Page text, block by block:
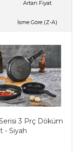
Artan Fiyat
İsme Göre (Z-A)
3 Prç Döküm
- Siyah